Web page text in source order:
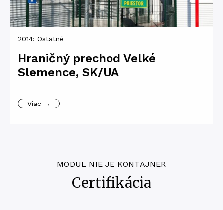
2014: Ostatné
Hraničný prechod Velké
Slemence, SK/UA
Viac →
MODUL NIE JE KONTAJNER
Certifikácia